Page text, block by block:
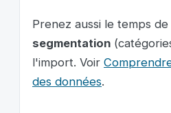
Prenez aussi le temps
segmentation
l'import. Voir
des données.